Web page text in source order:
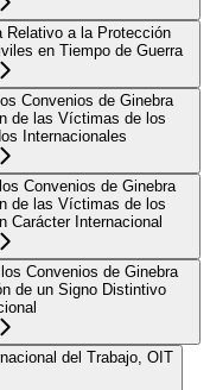
Relativo a la Protección
en Tiempo de Guerra
Convenios de Ginebra
de las Víctimas de los
Internacionales
Convenios de Ginebra
de las Víctimas de los
Carácter Internacional
Convenios de Ginebra
de un Signo Distintivo
del Trabajo, OIT